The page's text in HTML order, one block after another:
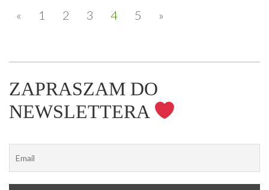
« 1 2 3 4 5 »
ZAPRASZAM DO
NEWSLETTERA